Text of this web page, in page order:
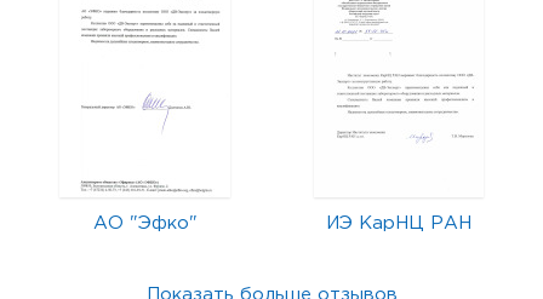
АО "Эфко" ИЭ КарНЦ РАН
Показать больше отзывов